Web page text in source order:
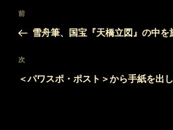
投
ビ
ゲ
前
の
稿
前
雪舟筆、国宝『天橋立図』の中を
次
の
次
＜パワスポ・ポスト＞から手紙を出